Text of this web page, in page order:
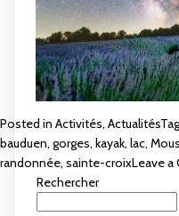
Posted in Activités, Actualités
bauduen, gorges, kayak, lac,
randonnée, sainte-croixLeave
Rechercher